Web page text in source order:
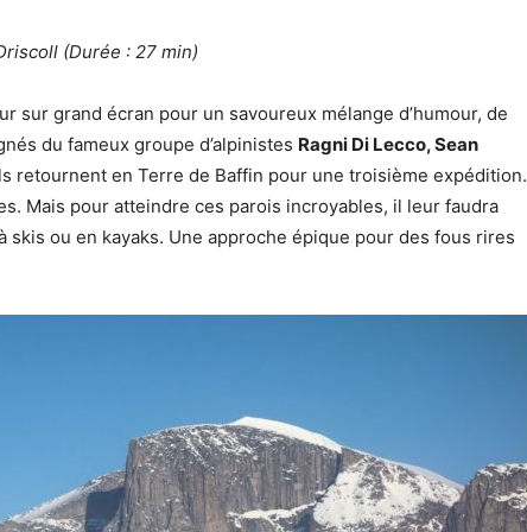
(Durée : 27 min)
sur grand écran pour un savoureux mélange d’humour, de
du fameux groupe d’alpinistes Ragni Di Lecco, Sean
retournent en Terre de Baffin pour une troisième expédition.
Mais pour atteindre ces parois incroyables, il leur faudra
skis ou en kayaks. Une approche épique pour des fous rires